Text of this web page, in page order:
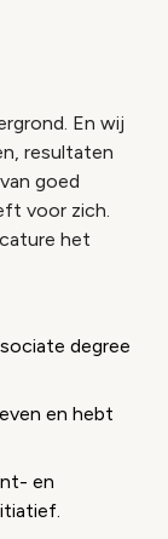
En wij
resultaten
goed
voor zich.
het
degree
en hebt
en